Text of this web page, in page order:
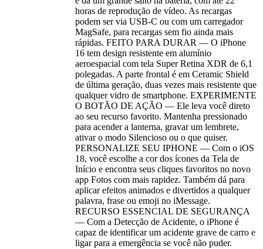
horas de reprodução de vídeo. As recargas
podem ser via USB-C ou com um carregador
MagSafe, para recargas sem fio ainda mais
rápidas. FEITO PARA DURAR — O iPhone
16 tem design resistente em alumínio
aeroespacial com tela Super Retina XDR de 6,1
polegadas. A parte frontal é em Ceramic Shield
de última geração, duas vezes mais resistente que
qualquer vidro de smartphone. EXPERIMENTE
O BOTÃO DE AÇÃO — Ele leva você direto
ao seu recurso favorito. Mantenha pressionado
para acender a lanterna, gravar um lembrete,
ativar o modo Silencioso ou o que quiser.
PERSONALIZE SEU IPHONE — Com o iOS
18, você escolhe a cor dos ícones da Tela de
Início e encontra seus cliques favoritos no novo
app Fotos com mais rapidez. Também dá para
aplicar efeitos animados e divertidos a qualquer
palavra, frase ou emoji no iMessage.
RECURSO ESSENCIAL DE SEGURANÇA
— Com a Detecção de Acidente, o iPhone é
capaz de identificar um acidente grave de carro e
ligar para a emergência se você não puder.